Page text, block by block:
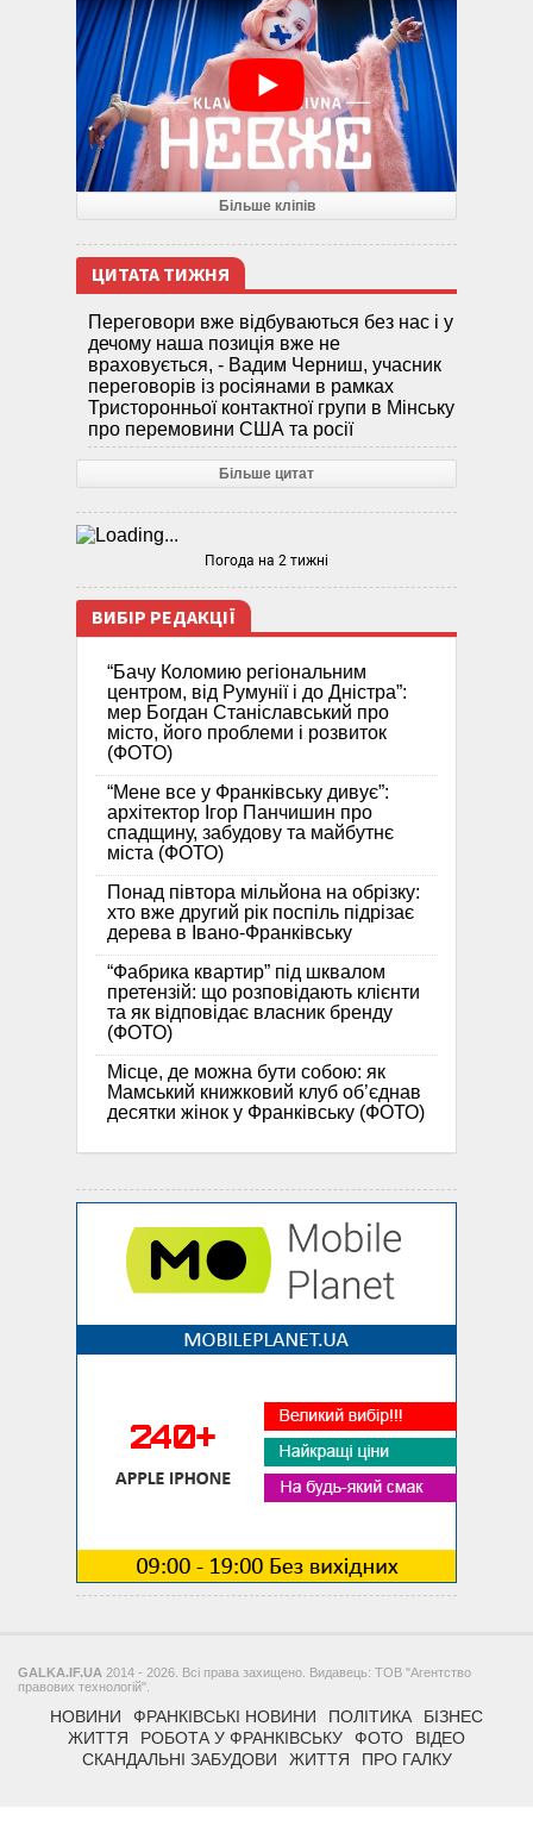
Більше кліпів
ЦИТАТА ТИЖНЯ
Переговори вже відбуваються без нас і у
дечому наша позиція вже не
враховується, - Вадим Черниш, учасник
переговорів із росіянами в рамках
Тристоронньої контактної групи в Мінську
про перемовини США та росії
Більше цитат
Погода на 2 тижні
ВИБІР РЕДАКЦІЇ
“Бачу Коломию регіональним
центром, від Румунії і до Дністра”:
мер Богдан Станіславський про
місто, його проблеми і розвиток
(ФОТО)
“Мене все у Франківську дивує”:
архітектор Ігор Панчишин про
спадщину, забудову та майбутнє
міста (ФОТО)
Понад півтора мільйона на обрізку:
хто вже другий рік поспіль підрізає
дерева в Івано-Франківську
“Фабрика квартир” під шквалом
претензій: що розповідають клієнти
та як відповідає власник бренду
(ФОТО)
Місце, де можна бути собою: як
Мамський книжковий клуб об’єднав
десятки жінок у Франківську (ФОТО)
GALKA.IF.UA 2014 - 2026. Всі права захищено. Видавець: ТОВ "Агентство
правових технологій".
НОВИНИ ФРАНКІВСЬКІ НОВИНИ ПОЛІТИКА
БІЗНЕС
ЖИТТЯ
РОБОТА У ФРАНКІВСЬКУ ФОТО
ВІДЕО
СКАНДАЛЬНІ ЗАБУДОВИ
ЖИТТЯ ПРО ГАЛКУ